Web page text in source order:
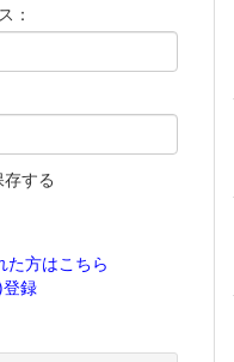
：
する
た方はこちら
録